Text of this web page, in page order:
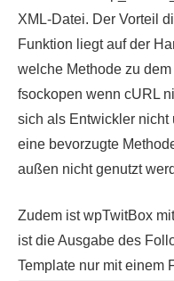
XML-Datei. Der Vorteil
Funktion liegt auf der
welche Methode zu
fsockopen wenn cURL
sich als Entwickler nicht
eine bevorzugte
außen nicht genutzt
Zudem ist wpTwitBox
ist die Ausgabe des
Template nur mit einem